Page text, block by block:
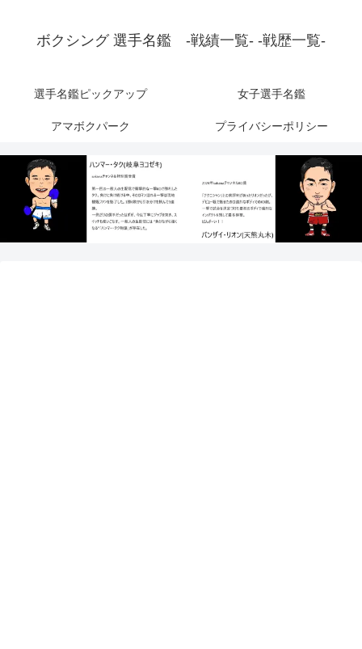
ボクシング 選手名鑑 -戦績一覧- -戦歴一覧-
選手名鑑ピックアップ 女子選手名鑑
アマボクパーク プライバシーポリシー